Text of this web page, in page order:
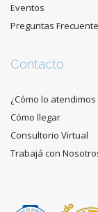
Eventos
Preguntas
Contacto
¿Cómo lo atendimos
Cómo llegar
Consultorio Virtual
Trabajá con